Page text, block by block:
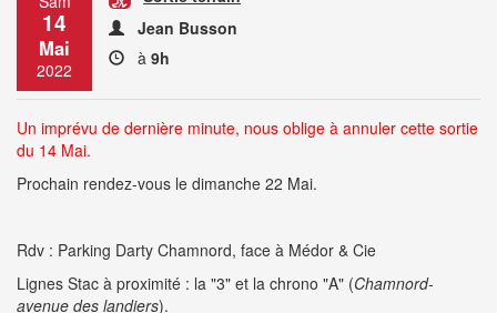
14
Mai
2022
Jean Busson
à 9h
Un imprévu de dernière minute, nous oblige à annuler cette sortie
du 14 Mai.
Prochain rendez-vous le dimanche 22 Mai.
Rdv : Parking Darty Chamnord, face à Médor & Cie
Lignes Stac à proximité : la "3" et la chrono "A" (Chamnord-
avenue des landiers).